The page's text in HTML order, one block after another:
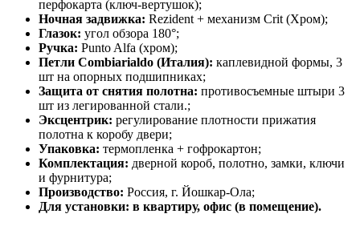
перфокарта (ключ-вертушок);
Ночная задвижка: Rezident + механизм Crit (Хром);
Глазок: угол обзора 180°;
Ручка: Punto Alfa (хром);
Петли Combiarialdo (Италия): каплевидной формы, 3
шт на опорных подшипниках;
Защита от снятия полотна: противосъемные штыри 3
шт из легированной стали.;
Эксцентрик: регулирование плотности прижатия
полотна к коробу двери;
Упаковка: термопленка + гофрокартон;
Комплектация: дверной короб, полотно, замки, ключи
и фурнитура;
Производство: Россия, г. Йошкар-Ола;
Для установки: в квартиру, офис (в помещение).